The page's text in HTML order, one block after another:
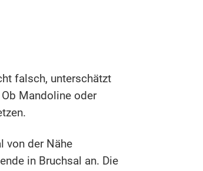
falsch, unterschätzt
Mandoline oder
von der Nähe
in Bruchsal an. Die